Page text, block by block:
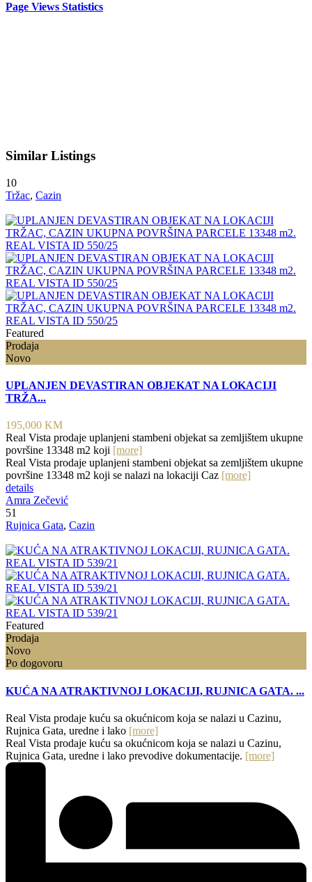
Page Views Statistics
Similar Listings
10
Tržac, Cazin
Featured
Prodaja
Novo
UPLANJEN DEVASTIRAN OBJEKAT NA LOKACIJI
TRŽA...
195,000 KM
Real Vista prodaje uplanjeni stambeni objekat sa zemljištem ukupne
površine 13348 m2 koji [more]
Real Vista prodaje uplanjeni stambeni objekat sa zemljištem ukupne
površine 13348 m2 koji se nalazi na lokaciji Caz [more]
details
Amra Zečević
51
Rujnica Gata, Cazin
Featured
Prodaja
Novo
Po dogovoru
KUĆA NA ATRAKTIVNOJ LOKACIJI, RUJNICA GATA. ...
Real Vista prodaje kuću sa okućnicom koja se nalazi u Cazinu,
Rujnica Gata, uredne i lako [more]
Real Vista prodaje kuću sa okućnicom koja se nalazi u Cazinu,
Rujnica Gata, uredne i lako prevodive dokumentacije. [more]